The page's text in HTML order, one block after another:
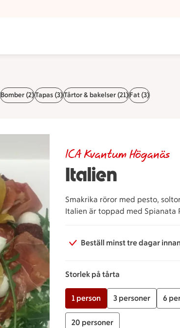
Bomber (2)Tapas (3)Tårtor & bakelser (21)Fat (3)
Italien
ICA Kvantum Höganäs
Smakrika röror med pesto,
Italien är toppad med Spianata
Beställ minst tre dagar
Storlek på tårta
1 person 3 personer 6
20 personer